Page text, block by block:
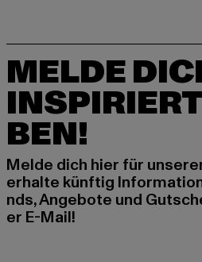
MELDE
BEN!
Melde dich hier für
erhalte künftig
nds, Angebote und
er E-Mail!